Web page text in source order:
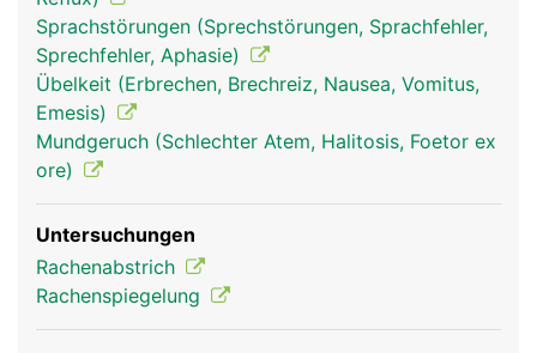
Zunge Frau
Sprachstörungen (Sprechstörungen, Sprachfehler,
Sprechfehler, Aphasie)
Übelkeit (Erbrechen, Brechreiz, Nausea, Vomitus,
Emesis)
Mundgeruch (Schlechter Atem, Halitosis, Foetor ex
ore)
Untersuchungen
Rachenabstrich
Rachenspiegelung